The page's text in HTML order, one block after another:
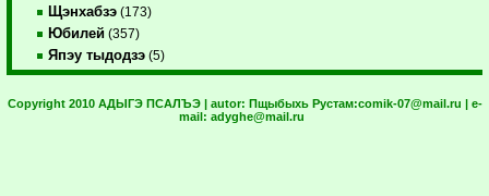
Щэнхабзэ (173)
Юбилей (357)
Япэу тыдодзэ (5)
Copyright 2010 АДЫГЭ ПСАЛЪЭ | autor: Пщыбыхь Рустам:comik-07@mail.ru | e-
mail: adyghe@mail.ru